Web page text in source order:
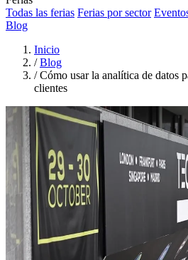
Todas las ferias Ferias por sector
Blog
Inicio
/ Blog
/ Cómo usar la analítica de datos
clientes